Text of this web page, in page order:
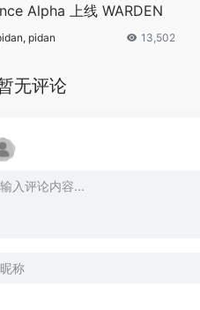
Alpha 上线 WARDEN
pidan 13,502
无评论